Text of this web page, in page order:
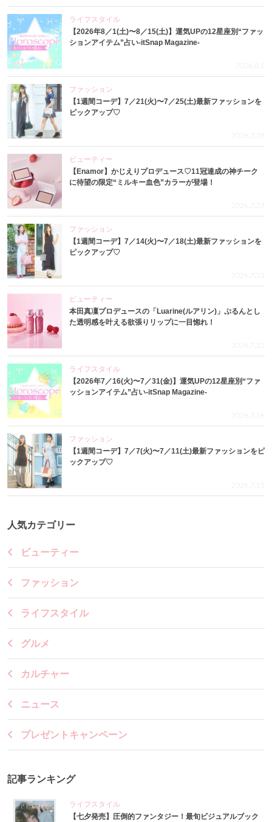
ライフスタイル
【2026年8／1(土)〜8／15(土)】運気UPの12星座別“ファッ
ションアイテム”占い-itSnap Magazine-
2026.8.1
ファッション
【1週間コーデ】7／21(火)〜7／25(土)最新ファッションを
ピックアップ♡
2026.7.29
ビューティー
【Enamor】かじえりプロデュース♡11冠達成の神チーク
に待望の限定“ミルキー血色”カラーが登場！
2026.7.27
ファッション
【1週間コーデ】7／14(火)〜7／18(土)最新ファッションを
ピックアップ♡
2026.7.23
ビューティー
本田真凜プロデュースの「Luarine(ルアリン)」ぷるんとし
た透明感を叶える欲張りリップに一目惚れ！
2026.7.22
ライフスタイル
【2026年7／16(火)〜7／31(金)】運気UPの12星座別“ファ
ッションアイテム”占い-itSnap Magazine-
2026.7.16
ファッション
【1週間コーデ】7／7(火)〜7／11(土)最新ファッションをピ
ックアップ♡
2026.7.15
人気カテゴリー
ビューティー
ファッション
ライフスタイル
グルメ
カルチャー
ニュース
プレゼントキャンペーン
記事ランキング
ライフスタイル
【七夕発売】圧倒的ファンタジー！最旬ビジュアルブック